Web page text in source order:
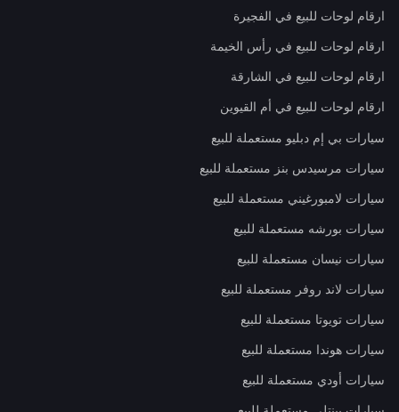
ارقام لوحات للبيع في الفجيرة
ارقام لوحات للبيع في رأس الخيمة
ارقام لوحات للبيع في الشارقة
ارقام لوحات للبيع في أم القيوين
سيارات بي إم دبليو مستعملة للبيع
سيارات مرسيدس بنز مستعملة للبيع
سيارات لامبورغيني مستعملة للبيع
سيارات بورشه مستعملة للبيع
سيارات نيسان مستعملة للبيع
سيارات لاند روفر مستعملة للبيع
سيارات تويوتا مستعملة للبيع
سيارات هوندا مستعملة للبيع
سيارات أودي مستعملة للبيع